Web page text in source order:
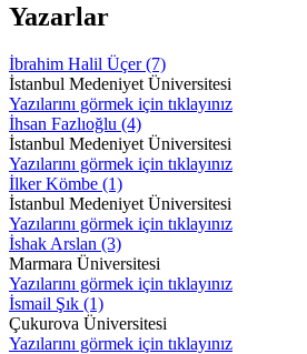
Yazarlar
İbrahim Halil Üçer (7)
İstanbul Medeniyet Üniversitesi
Yazılarını görmek için tıklayınız
İhsan Fazlıoğlu (4)
İstanbul Medeniyet Üniversitesi
Yazılarını görmek için tıklayınız
İlker Kömbe (1)
İstanbul Medeniyet Üniversitesi
Yazılarını görmek için tıklayınız
İshak Arslan (3)
Marmara Üniversitesi
Yazılarını görmek için tıklayınız
İsmail Şık (1)
Çukurova Üniversitesi
Yazılarını görmek için tıklayınız